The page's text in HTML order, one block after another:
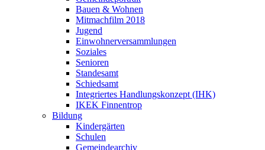
Bauen & Wohnen
Mitmachfilm 2018
Jugend
Einwohnerversammlungen
Soziales
Senioren
Standesamt
Schiedsamt
Integriertes Handlungskonzept (IHK)
IKEK Finnentrop
Bildung
Kindergärten
Schulen
Gemeindearchiv